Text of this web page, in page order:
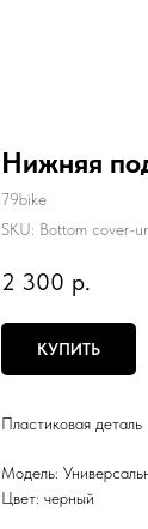
Нижняя
79bike
SKU: Bottom cover-
2 300 р.
КУПИТЬ
Пластиковая
Модель:
Цвет: черный